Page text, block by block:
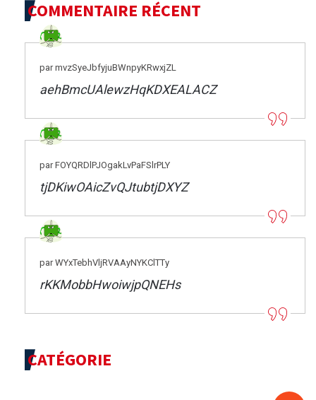
COMMENTAIRE RÉCENT
par mvzSyeJbfyjuBWnpyKRwxjZL
aehBmcUAlewzHqKDXEALACZ
par FOYQRDlPJOgakLvPaFSlrPLY
tjDKiwOAicZvQJtubtjDXYZ
par WYxTebhVljRVAAyNYKClTTy
rKKMobbHwoiwjpQNEHs
CATÉGORIE